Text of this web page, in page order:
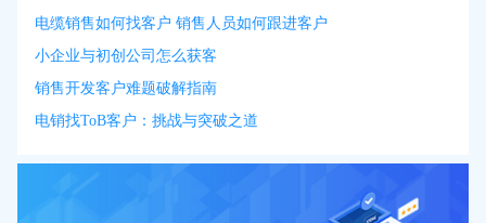
电缆销售如何找客户 销售人员如何跟进客户
小企业与初创公司怎么获客
销售开发客户难题破解指南
电销找ToB客户：挑战与突破之道